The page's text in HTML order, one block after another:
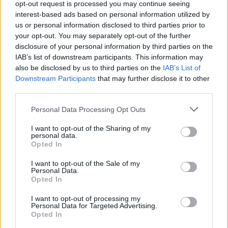
opt-out request is processed you may continue seeing
interest-based ads based on personal information utilized by
us or personal information disclosed to third parties prior to
your opt-out. You may separately opt-out of the further
disclosure of your personal information by third parties on the
IAB’s list of downstream participants. This information may
also be disclosed by us to third parties on the IAB’s List of
Downstream Participants that may further disclose it to other
Personal Data Processing Opt Outs
I want to opt-out of the Sharing of my
personal data.
Opted In
I want to opt-out of the Sale of my
Personal Data.
Opted In
I want to opt-out of processing my
Personal Data for Targeted Advertising.
Opted In
1ª Catalana
DEIXA UNA RESPOSTA
Comentari: